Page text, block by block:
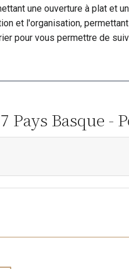
une ouverture à plat et
et l'organisation,
pour vous permettre de
Basque -